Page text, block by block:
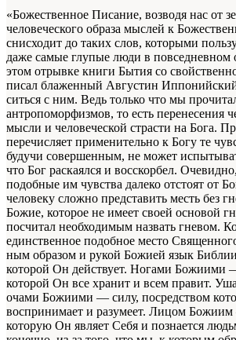
«Божественное Писание, возводя нас от
человеческого образа мыслей к
снисходит до таких слов, которыми
да­же самые глупые люди в
этом отрывке книги Бытия со
писал блажен­ный Августин
ситься с ним. Ведь только что мы
антропоморфизмов, то есть пе­ренесения
мысли и че­ловеческой страсти на Бога.
перечисляет применительно к Богу те
будучи совершенным, не может
что Бог раскаял­ся и восскорбел.
подобные им чувства далеко отстоят от
человеку сложно представить месть без
Божие, которое не имеет своей основой
посчитал необходимым назвать гневом.
единственное подобное место
ным образом и рукой Божией язык Библии
которой Он действует. Ногами Божиими
которой Он все хранит и всем правит.
очами Божиими — силу, посредством
воспринимает и разумеет. Лицом Божиим
которую Он являет Се­бя и познается